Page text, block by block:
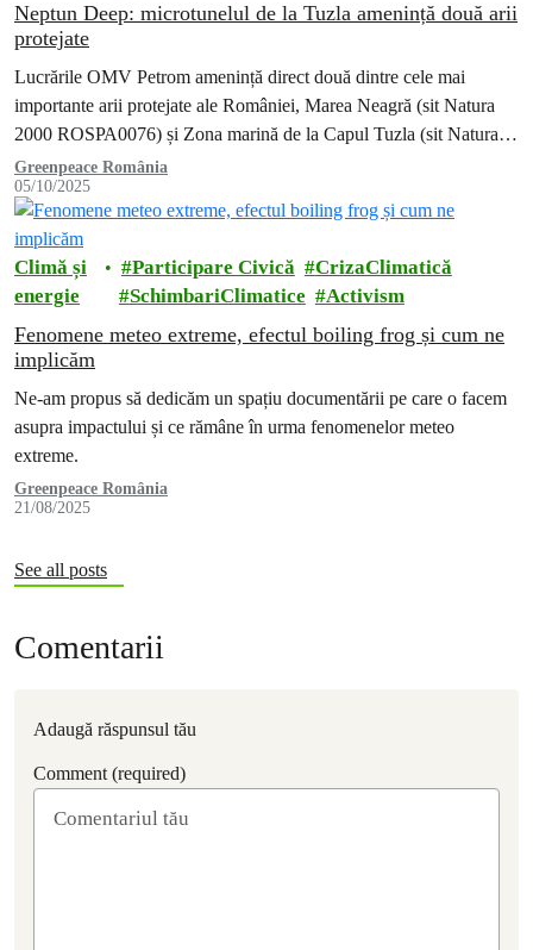
Neptun Deep: microtunelul de la Tuzla amenință două arii
protejate
Lucrările OMV Petrom amenință direct două dintre cele mai
importante arii protejate ale României, Marea Neagră (sit Natura
2000 ROSPA0076) și Zona marină de la Capul Tuzla (sit Natura
2000 ROSAC0273).
Greenpeace România
05/10/2025
Climă și
energie
Participare Civică
CrizaClimatică
SchimbariClimatice
Activism
Fenomene meteo extreme, efectul boiling frog și cum ne
implicăm
Ne-am propus să dedicăm un spațiu documentării pe care o facem
asupra impactului și ce rămâne în urma fenomenelor meteo
extreme.
Greenpeace România
21/08/2025
See all posts
Comentarii
Adaugă răspunsul tău
Comment (required)